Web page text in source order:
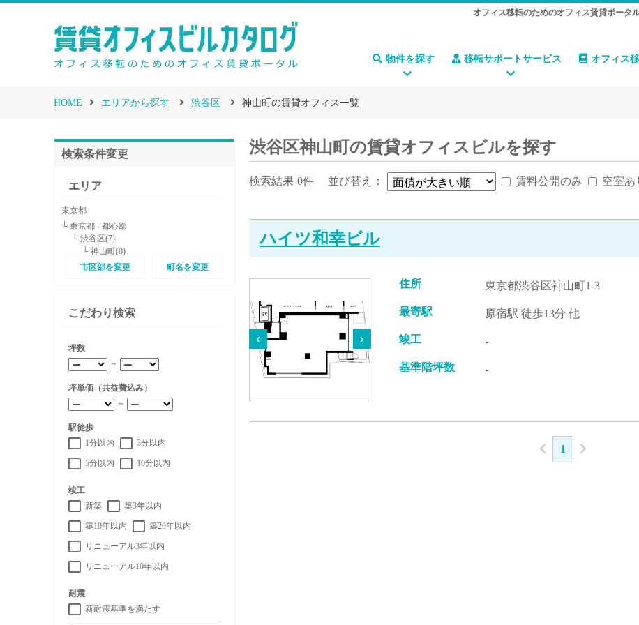
オフィス移転のためのオフィス賃貸ポータ
物件を探す 移転サポートサービス オフィス
HOME エリアから探す 渋谷区 神山町の賃貸オフィス一覧
検索条件変更
エリア
東京都
└ 東京都 - 都心部
└ 渋谷区(7)
└ 神山町(0)
市区部を変更
町名を変更
こだわり検索
坪数
～
坪単価（共益費込み）
～
駅徒歩
1分以内
3分以内
5分以内 10分以内
竣工
新築
築3年以内
築10年以内 築20年以内
リニューアル3年以内
リニューアル10年以内
耐震
新耐震基準を満たす
渋谷区神山町の賃貸オフィスビルを探す
検索結果 0件 並び替え： 賃料公開のみ 空室あ
ハイツ和幸ビル
住所 東京都渋谷区神山町1-3
最寄駅 原宿駅 徒歩13分 他
竣工 -
基準階坪数 -
1